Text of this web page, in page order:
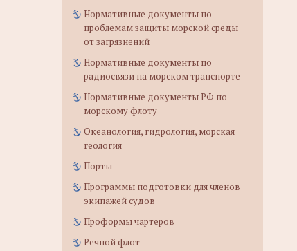
Нормативные документы по
проблемам защиты морской среды
от загрязнений
Нормативные документы по
радиосвязи на морском транспорте
Нормативные документы РФ по
морскому флоту
Океанология, гидрология, морская
геология
Порты
Программы подготовки для членов
экипажей судов
Проформы чартеров
Речной флот